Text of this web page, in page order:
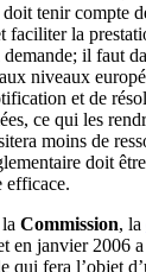
tenir compte
faciliter la
il faut
niveaux
et de
ce qui les
moins de
doit
efficace.
Commission, la
en janvier 2006
qui fera l’objet